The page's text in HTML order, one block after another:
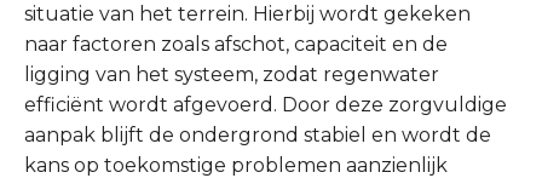
situatie van het terrein. Hierbij wordt gekeken
naar factoren zoals afschot, capaciteit en de
ligging van het systeem, zodat regenwater
efficiënt wordt afgevoerd. Door deze zorgvuldige
aanpak blijft de ondergrond stabiel en wordt de
kans op toekomstige problemen aanzienlijk